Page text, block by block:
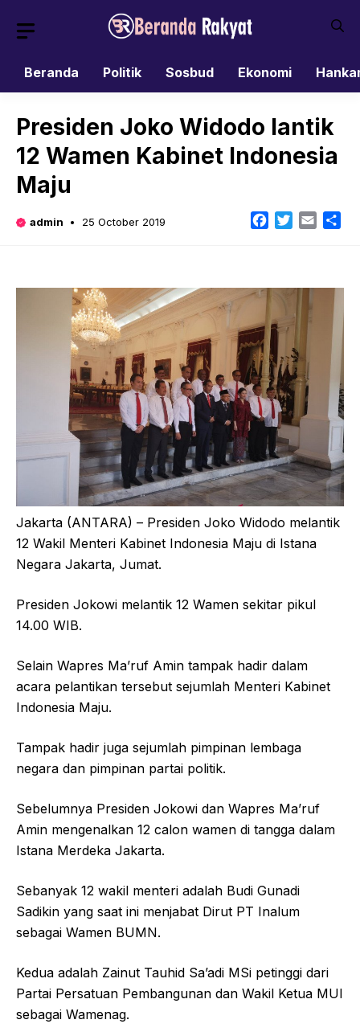
Beranda
Politik Sosbud Ekonomi
Presiden Joko Widodo lantik
12 Wamen Kabinet Indonesia
Maju
admin 25 October 2019 Facebook
TwitterEmail
Jakarta (ANTARA) – Presiden Joko Widodo melantik
12 Wakil Menteri Kabinet Indonesia Maju di Istana
Negara Jakarta, Jumat.
Presiden Jokowi melantik 12 Wamen sekitar pikul
14.00 WIB.
Selain Wapres Ma’ruf Amin tampak hadir dalam
acara pelantikan tersebut sejumlah Menteri Kabinet
Indonesia Maju.
Tampak hadir juga sejumlah pimpinan lembaga
negara dan pimpinan partai politik.
Sebelumnya Presiden Jokowi dan Wapres Ma’ruf
Amin mengenalkan 12 calon wamen di tangga dalam
Istana Merdeka Jakarta.
Sebanyak 12 wakil menteri adalah Budi Gunadi
Sadikin yang saat ini menjabat Dirut PT Inalum
sebagai Wamen BUMN.
Kedua adalah Zainut Tauhid Sa’adi MSi petinggi dari
Partai Persatuan Pembangunan dan Wakil Ketua MUI
sebagai Wamenag.